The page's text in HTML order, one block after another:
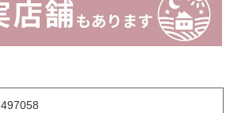
497058